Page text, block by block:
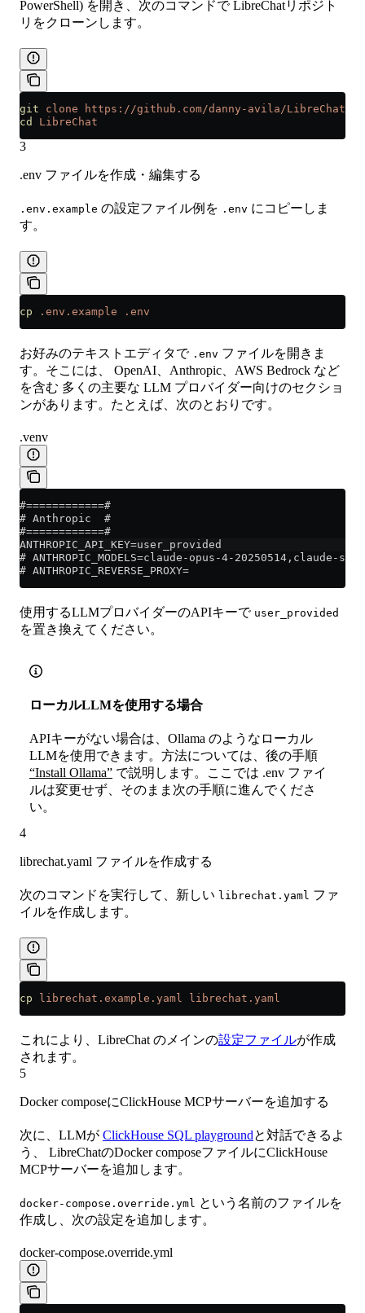
PowerShell) を開き、次のコマンドで LibreChatリポジト
リをクローンします。
git clone https://github.com/danny-avila/
cd
LibreChat
3
.env ファイルを作成・編集する
.env.example の設定ファイル例を .env にコピーしま
す。
cp .env.example .env
お好みのテキストエディタで .env ファイルを開きま
す。そこには、 OpenAI、Anthropic、AWS Bedrock など
を含む 多くの主要な LLM プロバイダー向けのセクショ
ンがあります。たとえば、次のとおりです。
.venv
#============#
# Anthropic  #
#============#
ANTHROPIC_API_KEY=user_provided
# ANTHROPIC_MODELS=claude-opus-4-
# ANTHROPIC_REVERSE_PROXY=
使用するLLMプロバイダーのAPIキーで user_provided
を置き換えてください。
ローカルLLMを使用する場合
APIキーがない場合は、Ollama のようなローカル
LLMを使用できます。方法については、後の手順
“Install Ollama” で説明します。ここでは .env ファイ
ルは変更せず、そのまま次の手順に進んでくださ
い。
4
librechat.yaml ファイルを作成する
次のコマンドを実行して、新しい librechat.yaml ファ
イルを作成します。
cp librechat.example.yaml librechat.yaml
これにより、LibreChat のメインの設定ファイルが作成
されます。
5
Docker composeにClickHouse MCPサーバーを追加する
次に、LLMが ClickHouse SQL playgroundと対話できるよ
う、 LibreChatのDocker composeファイルにClickHouse
MCPサーバーを追加します。
docker-compose.override.yml という名前のファイルを
作成し、次の設定を追加します。
docker-compose.override.yml